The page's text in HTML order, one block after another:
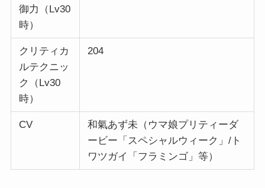
御力（Lv30
時）
クリティカ
ルテクニッ
ク（Lv30
時）
204
CV
和氣あず未（ウマ娘プリティーダ
ービー「スペシャルウィーク」/ト
ワツガイ「フラミンゴ」等）